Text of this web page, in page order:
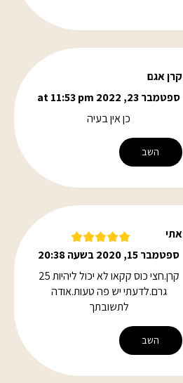
קרן אגם
ספטמבר 23, 2022 at 11:53 pm
כן אין בעיה
השב
אתי
ספטמבר 15, 2020 בשעה 20:38
קרן.חצי כוס קקאו לא יכול ליהיות 25
גרם.לדעתי יש פה טעות.אודה
לתשובתך
השב